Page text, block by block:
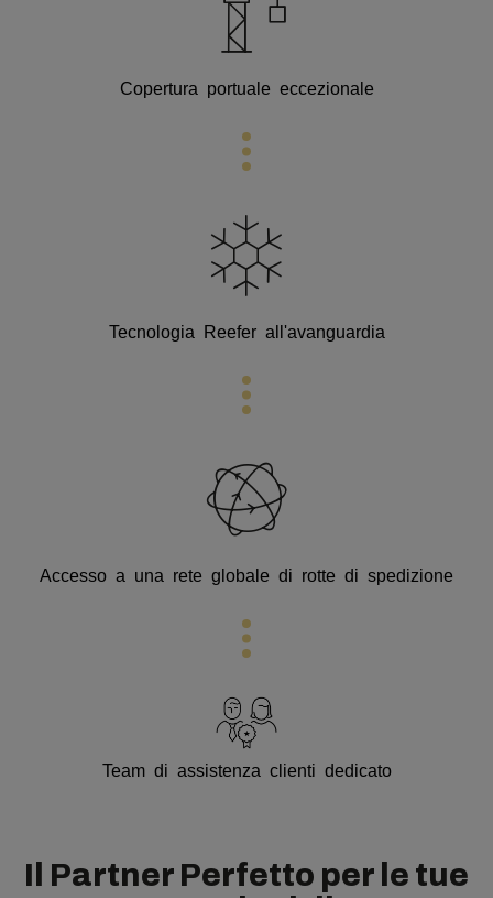
Copertura portuale eccezionale
Tecnologia Reefer all'avanguardia
Accesso a una rete globale di rotte di spedizione
Team di assistenza clienti dedicato
Il Partner Perfetto per le tue